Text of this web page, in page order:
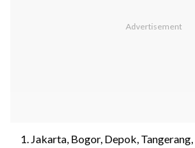
Jakarta, Bogor, Depok,